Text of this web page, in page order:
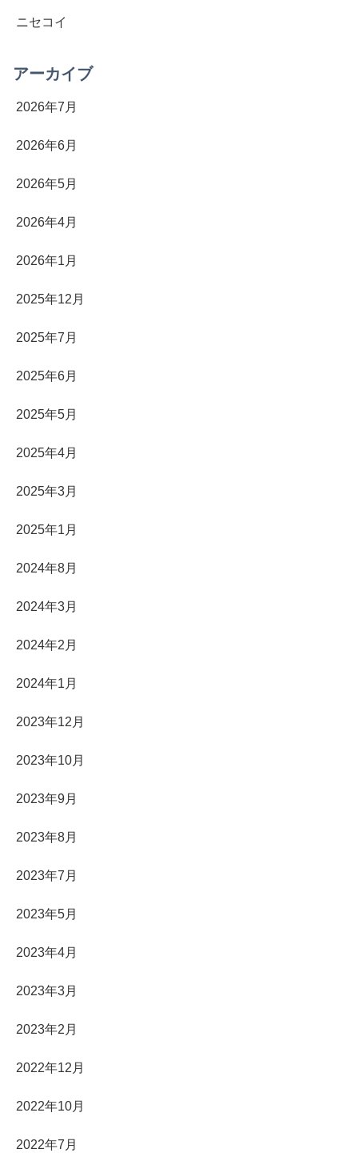
ニセコイ
アーカイブ
2026年7月
2026年6月
2026年5月
2026年4月
2026年1月
2025年12月
2025年7月
2025年6月
2025年5月
2025年4月
2025年3月
2025年1月
2024年8月
2024年3月
2024年2月
2024年1月
2023年12月
2023年10月
2023年9月
2023年8月
2023年7月
2023年5月
2023年4月
2023年3月
2023年2月
2022年12月
2022年10月
2022年7月